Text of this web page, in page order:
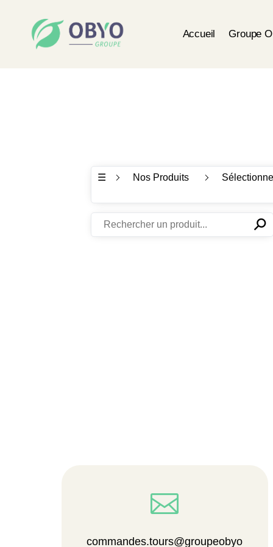
Accueil Groupe
☰ Nos Produits
✕⚲

commandes.tours@groupeobyo